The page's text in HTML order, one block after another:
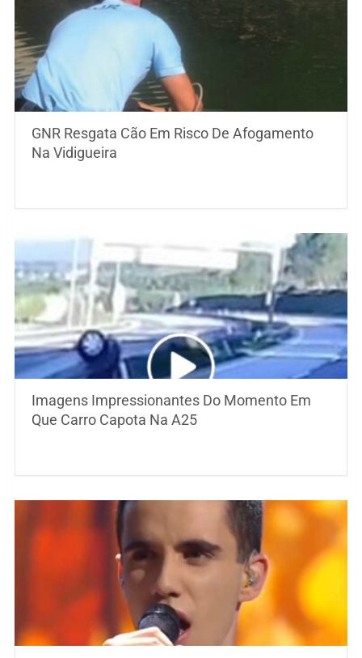
GNR Resgata Cão Em Risco De Afogamento
Na Vidigueira
Imagens Impressionantes Do Momento Em
Que Carro Capota Na A25